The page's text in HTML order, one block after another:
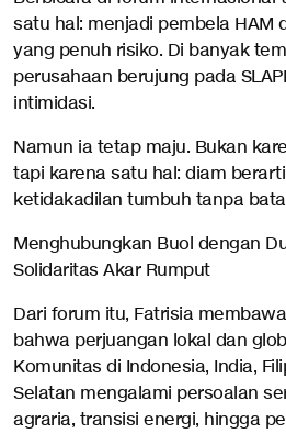
satu hal: menjadi pembela HAM
yang penuh risiko. Di banyak
perusahaan berujung pada
intimidasi.
Namun ia tetap maju. Bukan
tapi karena satu hal: diam
ketidakadilan tumbuh tanpa
Menghubungkan Buol dengan
Solidaritas Akar Rumput
Dari forum itu, Fatrisia
bahwa perjuangan lokal dan
Komunitas di Indonesia, India,
Selatan mengalami persoalan
agraria, transisi energi, hingga